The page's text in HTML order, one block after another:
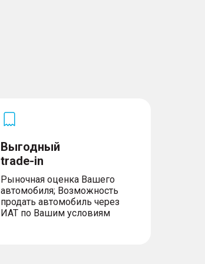
Выгодный
trade-in
Рыночная оценка Вашего
автомобиля; Возможность
продать автомобиль через
ИАТ по Вашим условиям